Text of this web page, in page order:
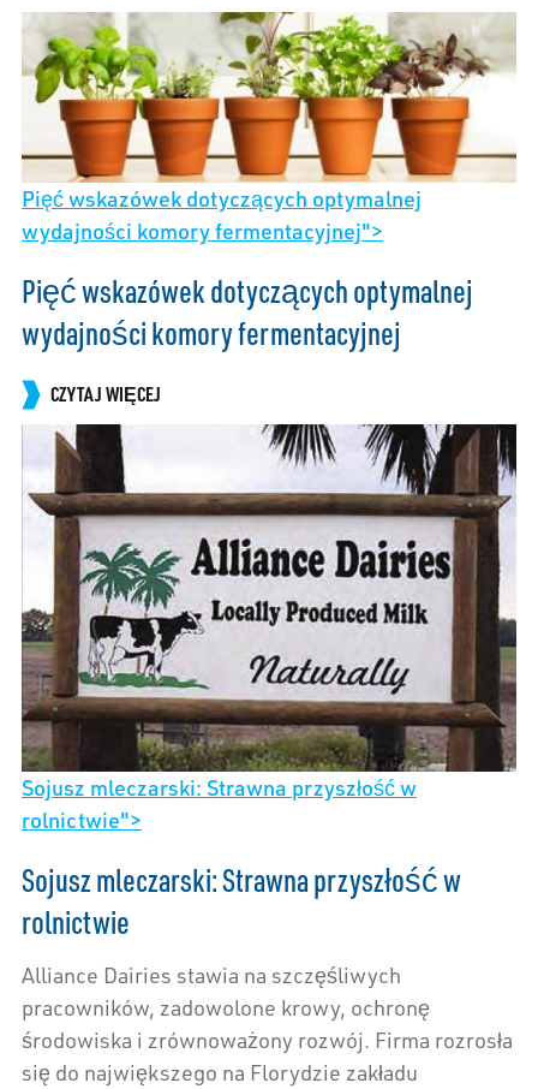
Pięć wskazówek dotyczących optymalnej
wydajności komory fermentacyjnej">
Pięć wskazówek dotyczących optymalnej
wydajności komory fermentacyjnej
CZYTAJ WIĘCEJ
Sojusz mleczarski: Strawna przyszłość w
rolnictwie">
Sojusz mleczarski: Strawna przyszłość w
rolnictwie
Alliance Dairies stawia na szczęśliwych
pracowników, zadowolone krowy, ochronę
środowiska i zrównoważony rozwój. Firma rozrosła
się do największego na Florydzie zakładu